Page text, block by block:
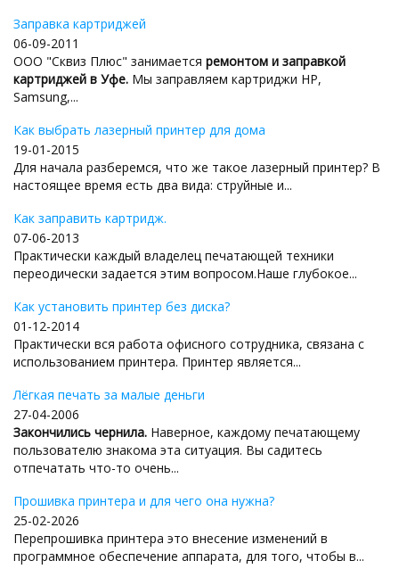
Заправка картриджей
06-09-2011
ООО "Сквиз Плюс" занимается ремонтом и заправкой
картриджей в Уфе. Мы заправляем картриджи HP,
Samsung,...
Как выбрать лазерный принтер для дома
19-01-2015
Для начала разберемся, что же такое лазерный принтер? В
настоящее время есть два вида: струйные и...
Как заправить картридж.
07-06-2013
Практически каждый владелец печатающей техники
переодически задается этим вопросом.Наше глубокое...
Как установить принтер без диска?
01-12-2014
Практически вся работа офисного сотрудника, связана с
использованием принтера. Принтер является...
Лёгкая печать за малые деньги
27-04-2006
Закончились чернила. Наверное, каждому печатающему
пользователю знакома эта ситуация. Вы садитесь
отпечатать что-то очень...
Прошивка принтера и для чего она нужна?
25-02-2026
Перепрошивка принтера это внесение изменений в
программное обеспечение аппарата, для того, чтобы в...